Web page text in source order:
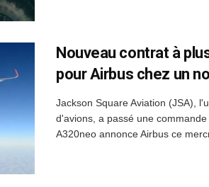
Nouveau contrat à
pour Airbus chez un
Jackson Square Aviation (JSA),
d'avions, a passé une
A320neo annonce Airbus ce